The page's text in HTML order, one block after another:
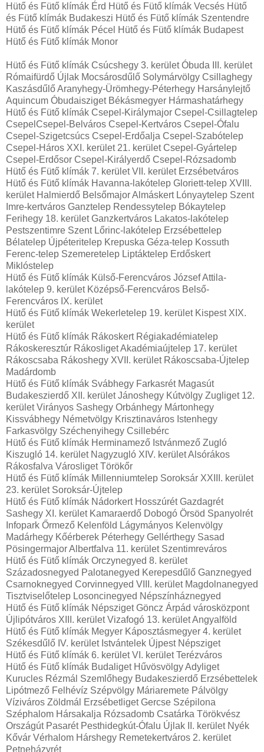
Hütő és Fütő klímák Érd Hütő és Fütő klímák Vecsés Hütő
és Fütő klímák Budakeszi Hütő és Fütő klímák Szentendre
Hütő és Fütő klímák Pécel Hütő és Fütő klímák Budapest
Hütő és Fütő klímák Monor
Hütő és Fütő klímák Csúcshegy 3. kerület Óbuda III. kerület
Rómaifürdő Újlak Mocsárosdűlő Solymárvölgy Csillaghegy
Kaszásdűlő Aranyhegy-Ürömhegy-Péterhegy Harsánylejtő
Aquincum Óbudaisziget Békásmegyer Hármashatárhegy
Hütő és Fütő klímák Csepel-Királymajor Csepel-Csillagtelep
CsepelCsepel-Belváros Csepel-Kertváros Csepel-Ófalu
Csepel-Szigetcsúcs Csepel-Erdőalja Csepel-Szabótelep
Csepel-Háros XXI. kerület 21. kerület Csepel-Gyártelep
Csepel-Erdősor Csepel-Királyerdő Csepel-Rózsadomb
Hütő és Fütő klímák 7. kerület VII. kerület Erzsébetváros
Hütő és Fütő klímák Havanna-lakótelep Gloriett-telep XVIII.
kerület Halmierdő Belsőmajor Almáskert Lónyaytelep Szent
Imre-kertváros Ganztelep Rendessytelep Bókaytelep
Ferihegy 18. kerület Ganzkertváros Lakatos-lakótelep
Pestszentimre Szent Lőrinc-lakótelep Erzsébettelep
Bélatelep Újpéteritelep Krepuska Géza-telep Kossuth
Ferenc-telep Szemeretelep Liptáktelep Erdőskert
Miklóstelep
Hütő és Fütő klímák Külső-Ferencváros József Attila-
lakótelep 9. kerület Középső-Ferencváros Belső-
Ferencváros IX. kerület
Hütő és Fütő klímák Wekerletelep 19. kerület Kispest XIX.
kerület
Hütő és Fütő klímák Rákoskert Régiakadémiatelep
Rákoskeresztúr Rákosliget Akadémiaújtelep 17. kerület
Rákoscsaba Rákoshegy XVII. kerület Rákoscsaba-Újtelep
Madárdomb
Hütő és Fütő klímák Svábhegy Farkasrét Magasút
Budakeszierdő XII. kerület Jánoshegy Kútvölgy Zugliget 12.
kerület Virányos Sashegy Orbánhegy Mártonhegy
Kissvábhegy Németvölgy Krisztinaváros Istenhegy
Farkasvölgy Széchenyihegy Csillebérc
Hütő és Fütő klímák Herminamező Istvánmező Zugló
Kiszugló 14. kerület Nagyzugló XIV. kerület Alsórákos
Rákosfalva Városliget Törökőr
Hütő és Fütő klímák Millenniumtelep Soroksár XXIII. kerület
23. kerület Soroksár-Újtelep
Hütő és Fütő klímák Nádorkert Hosszúrét Gazdagrét
Sashegy XI. kerület Kamaraerdő Dobogó Örsöd Spanyolrét
Infopark Őrmező Kelenföld Lágymányos Kelenvölgy
Madárhegy Kőérberek Péterhegy Gellérthegy Sasad
Pösingermajor Albertfalva 11. kerület Szentimreváros
Hütő és Fütő klímák Orczynegyed 8. kerület
Századosnegyed Palotanegyed Kerepesdűlő Ganznegyed
Csarnoknegyed Corvinnegyed VIII. kerület Magdolnanegyed
Tisztviselőtelep Losoncinegyed Népszínháznegyed
Hütő és Fütő klímák Népsziget Göncz Árpád városközpont
Újlipótváros XIII. kerület Vizafogó 13. kerület Angyalföld
Hütő és Fütő klímák Megyer Káposztásmegyer 4. kerület
Székesdűlő IV. kerület Istvántelek Újpest Népsziget
Hütő és Fütő klímák 6. kerület VI. kerület Terézváros
Hütő és Fütő klímák Budaliget Hűvösvölgy Adyliget
Kurucles Rézmál Szemlőhegy Budakeszierdő Erzsébettelek
Lipótmező Felhévíz Szépvölgy Máriaremete Pálvölgy
Víziváros Zöldmál Erzsébetliget Gercse Szépilona
Széphalom Hársakalja Rózsadomb Csatárka Törökvész
Országút Pasarét Pesthidegkút-Ófalu Újlak II. kerület Nyék
Kővár Vérhalom Hárshegy Remetekertváros 2. kerület
Petneházyrét